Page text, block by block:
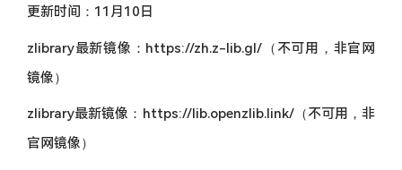
更新时间：11月10日
zlibrary最新镜像：https://zh.z-lib.gl/（不可用，非官网
镜像）
zlibrary最新镜像：https://lib.openzlib.link/（不可用，非
官网镜像）